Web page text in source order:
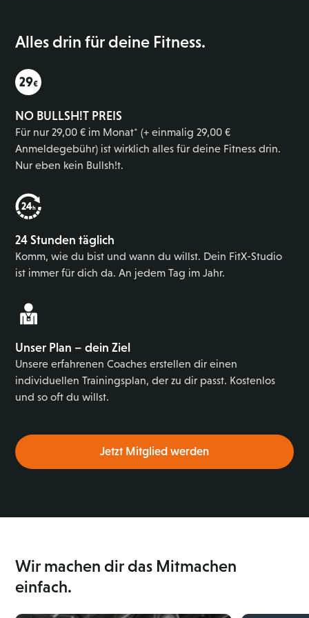
Alles drin für deine Fitness.
NO BULLSH!T PREIS
Für nur 29,00 € im Monat* (+ einmalig 29,00 €
Anmeldegebühr) ist wirklich alles für deine Fitness drin.
Nur eben kein Bullsh!t.
24 Stunden täglich
Komm, wie du bist und wann du willst. Dein FitX-Studio
ist immer für dich da. An jedem Tag im Jahr.
Unser Plan – dein Ziel
Unsere erfahrenen Coaches erstellen dir einen
individuellen Trainingsplan, der zu dir passt. Kostenlos
und so oft du willst.
Jetzt Mitglied werden
Wir machen dir das Mitmachen
einfach.